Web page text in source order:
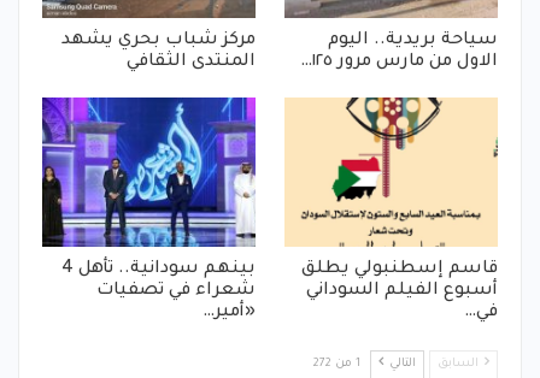
سياحة بريدية.. اليوم
الاول من مارس مرور ١٢٥…
مركز شباب بحري يشهد
المنتدى الثقافي
قاسم إسطنبولي يطلق
أسبوع الفيلم السوداني
في…
بينهم سودانية.. تأهل 4
شعراء في تصفيات
«أمير…
السابق التالي 1 من 272